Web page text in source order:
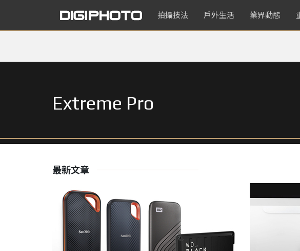
拍攝技法 戶外生活 業界動態
Extreme Pro
最新文章